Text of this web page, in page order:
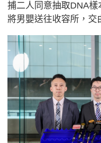
捕二人同意抽取DNA
將男嬰送往收容所，交